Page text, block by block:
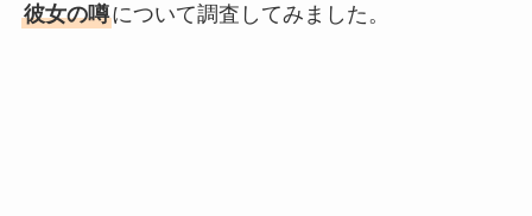
彼女の噂について調査してみました。